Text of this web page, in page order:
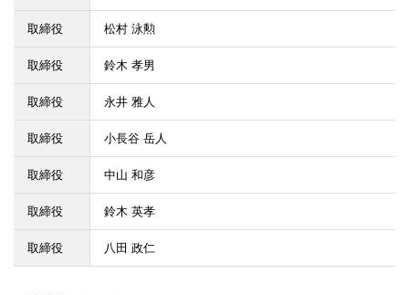
取締役 松村 泳勲
取締役 鈴木 孝男
取締役 永井 雅人
取締役 小長谷 岳人
取締役 中山 和彦
取締役 鈴木 英孝
取締役 八田 政仁